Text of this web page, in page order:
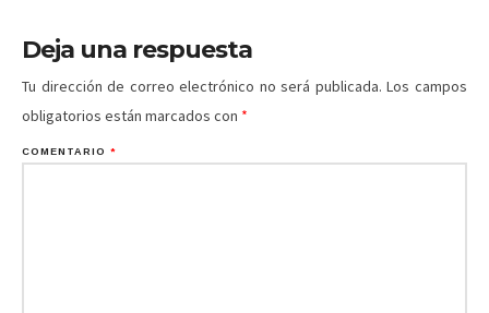
Deja una respuesta
Tu dirección de correo electrónico no será publicada. Los campos
obligatorios están marcados con *
COMENTARIO *